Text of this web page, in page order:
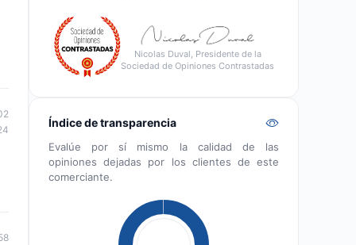
Nicolas Duval, Presidente de la
Sociedad de Opiniones Contrastadas
Índice de transparencia
Evalúe por sí mismo la calidad de las
opiniones dejadas por los clientes de este
comerciante.